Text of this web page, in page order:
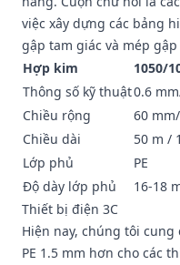
việc xây dựng các bảng
gập tam giác và mép
Hợp kim
1050/
Thông số kỹ thuật0.6
Chiều rộng
60
Chiều dài
50 m /
Lớp phủ
PE
Độ dày lớp phủ
16-18
Thiết bị điện 3C
Hiện nay, chúng tôi
PE 1.5 mm hơn cho các